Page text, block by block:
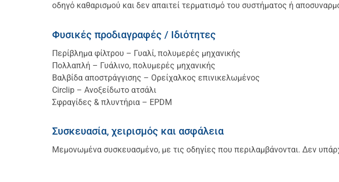
οδηγό καθαρισμού και δεν απαιτεί τερματισμό του συστήματος ή
Φυσικές προδιαγραφές / Ιδιότητες
Περίβλημα φίλτρου – Γυαλί, πολυμερές μηχανικής
Πολλαπλή – Γυάλινο, πολυμερές μηχανικής
Βαλβίδα αποστράγγισης – Ορείχαλκος επινικελωμένος
Circlip – Ανοξείδωτο ατσάλι
Σφραγίδες & πλυντήρια – EPDM
Συσκευασία, χειρισμός και ασφάλεια
Μεμονωμένα συσκευασμένο, με τις οδηγίες που περιλαμβάνονται. Δεν